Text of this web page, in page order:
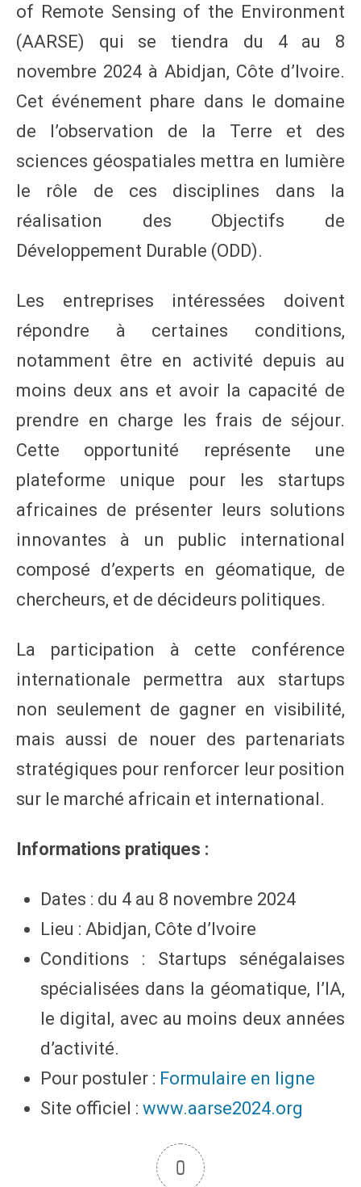
of Remote Sensing of the Environment
(AARSE) qui se tiendra du 4 au 8
novembre 2024 à Abidjan, Côte d’Ivoire.
Cet événement phare dans le domaine
de l’observation de la Terre et des
sciences géospatiales mettra en lumière
le rôle de ces disciplines dans la
réalisation des Objectifs de
Développement Durable (ODD).
Les entreprises intéressées doivent
répondre à certaines conditions,
notamment être en activité depuis au
moins deux ans et avoir la capacité de
prendre en charge les frais de séjour.
Cette opportunité représente une
plateforme unique pour les startups
africaines de présenter leurs solutions
innovantes à un public international
composé d’experts en géomatique, de
chercheurs, et de décideurs politiques.
La participation à cette conférence
internationale permettra aux startups
non seulement de gagner en visibilité,
mais aussi de nouer des partenariats
stratégiques pour renforcer leur position
sur le marché africain et international.
Informations pratiques :
Dates : du 4 au 8 novembre 2024
Lieu : Abidjan, Côte d’Ivoire
Conditions : Startups sénégalaises
spécialisées dans la géomatique, l’IA,
le digital, avec au moins deux années
d’activité.
Pour postuler : Formulaire en ligne
Site officiel : www.aarse2024.org
0